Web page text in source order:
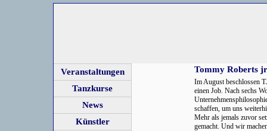
Veranstaltungen
Tanzkurse
News
Künstler
Tommy Roberts
Im August beschlossen
einen Job. Nach sechs
schaffen, um uns
Mehr als jemals zuvor
gemacht. Und wir